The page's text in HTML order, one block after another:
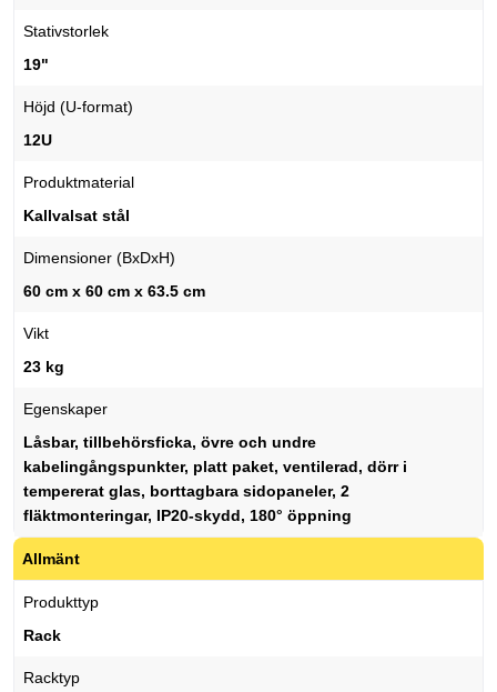
Stativstorlek
19"
Höjd (U-format)
12U
Produktmaterial
Kallvalsat stål
Dimensioner (BxDxH)
60 cm x 60 cm x 63.5 cm
Vikt
23 kg
Egenskaper
Låsbar, tillbehörsficka, övre och undre
kabelingångspunkter, platt paket, ventilerad, dörr i
tempererat glas, borttagbara sidopaneler, 2
fläktmonteringar, IP20-skydd, 180° öppning
Allmänt
Produkttyp
Rack
Racktyp